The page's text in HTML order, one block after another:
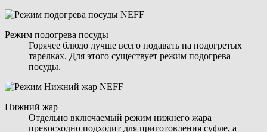
Режим подогрева посуды
Горячее блюдо лучше всего подавать на подогретых
тарелках. Для этого существует режим подогрева
посуды.
Нижний жар
Отдельно включаемый режим нижнего жара
превосходно подходит для приготовления суфле, а